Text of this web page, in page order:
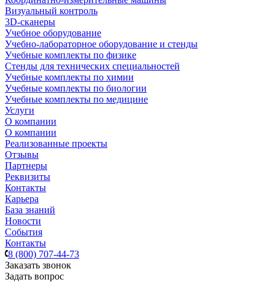
Визуальный контроль
3D-сканеры
Учебное оборудование
Учебно-лабораторное оборудование и стенды
Учебные комплекты по физике
Стенды для технических специальностей
Учебные комплекты по химии
Учебные комплекты по биологии
Учебные комплекты по медицине
Услуги
О компании
О компании
Реализованные проекты
Отзывы
Партнеры
Реквизиты
Контакты
Карьера
База знаний
Новости
События
Контакты
8 (800) 707-44-73
Заказать звонок
Задать вопрос